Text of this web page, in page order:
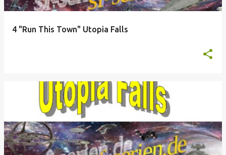
4 "Run This Town" Utopia Falls